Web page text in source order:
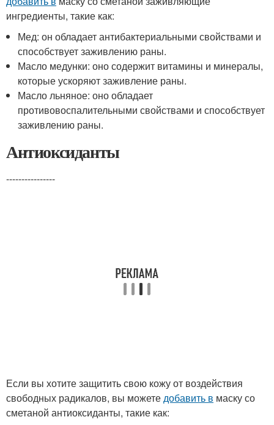
ингредиенты, такие как:
Мед: он обладает антибактериальными свойствами и
способствует заживлению раны.
Масло медунки: оно содержит витамины и минералы,
которые ускоряют заживление раны.
Масло льняное: оно обладает
противовоспалительными свойствами и способствует
заживлению раны.
Антиоксиданты
----------------
Если вы хотите защитить свою кожу от воздействия
свободных радикалов, вы можетедобавить в маску со
сметаной антиоксиданты, такие как: